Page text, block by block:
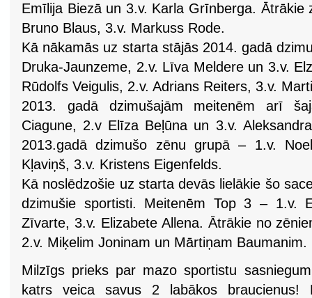
Emīlija Biezā un 3.v. Karla Grīnberga. Ātrākie
Bruno Blaus, 3.v. Markuss Rode.
Kā nākamās uz starta stājās 2014. gadā
Druka-Jaunzeme, 2.v. Līva Meldere un 3.v.
Rūdolfs Veigulis, 2.v. Adrians Reiters, 3.v.
2013. gadā dzimušajām meitenēm arī
Ciagune, 2.v Elīza Beļūna un 3.v.
2013.gadā dzimušo zēnu grupā – 1.v.
Kļaviņš, 3.v. Kristens Eigenfelds.
Kā noslēdzošie uz starta devās lielākie šo
dzimušie sportisti. Meitenēm Top 3 – 1.v.
Zīvarte, 3.v. Elizabete Allena. Ātrākie no
2.v. Miķelim Joninam un Mārtiņam Baumanim.
Milzīgs prieks par mazo sportistu
katrs veica savus 2 labākos braucienus!